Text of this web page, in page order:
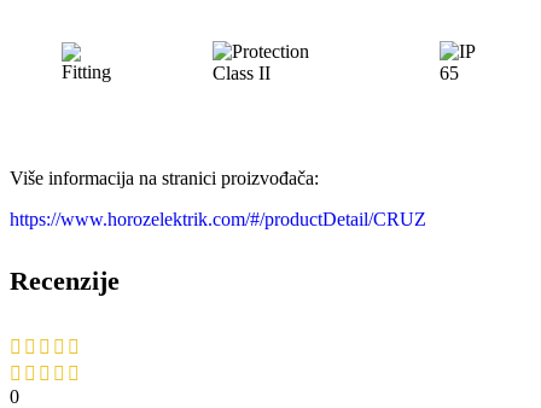
Više informacija na stranici proizvođača:
https://www.horozelektrik.com/#/productDetail/CRUZ
Recenzije
0